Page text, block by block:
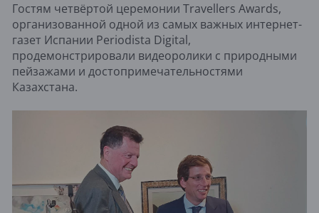
Гостям четвёртой церемонии Travellers Awards,
организованной одной из самых важных интернет-
газет Испании Periodista Digital,
продемонстрировали видеоролики с природными
пейзажами и достопримечательностями
Казахстана.